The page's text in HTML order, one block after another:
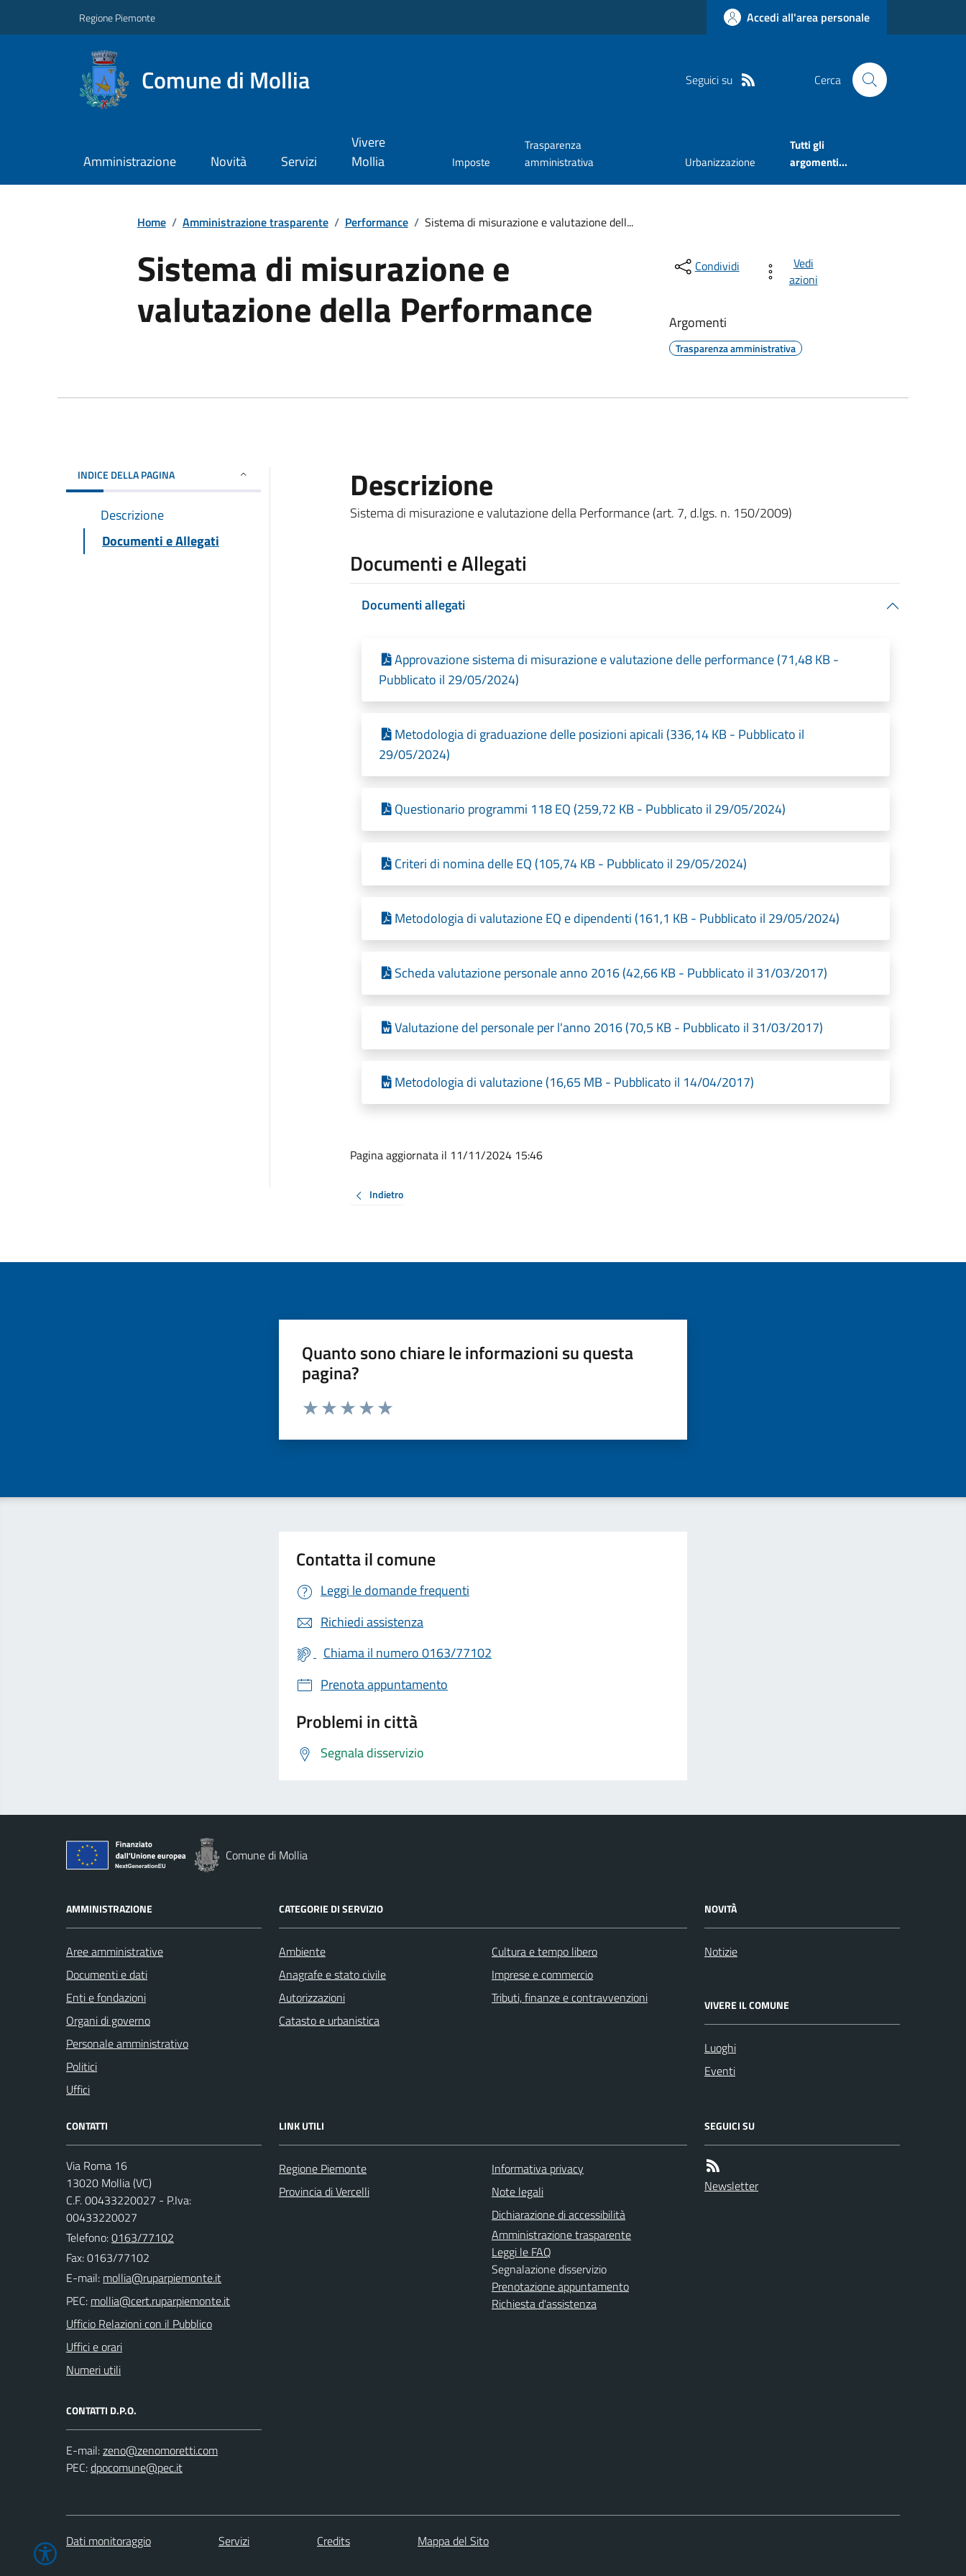
Regione Piemonte Accedi all'area personale
Comune di Mollia Seguici su Cerca
Amministrazione Novità Servizi
Vivere
Mollia
Imposte
Trasparenza
amministrativa
Urbanizzazione
Tutti gli
argomenti...
Home / Amministrazione trasparente / Performance / Sistema di misurazione e valutazione dell...
Sistema di misurazione e
valutazione della Performance
Condividi
Vedi
azioni
Argomenti
Trasparenza amministrativa
INDICE DELLA PAGINA
Descrizione
Documenti e Allegati
Descrizione
Sistema di misurazione e valutazione della Performance (art. 7, d.lgs. n. 150/2009)
Documenti e Allegati
Documenti allegati
Approvazione sistema di misurazione e valutazione delle performance (71,48 KB -
Pubblicato il 29/05/2024)
Metodologia di graduazione delle posizioni apicali (336,14 KB - Pubblicato il
29/05/2024)
Questionario programmi 118 EQ (259,72 KB - Pubblicato il 29/05/2024)
Criteri di nomina delle EQ (105,74 KB - Pubblicato il 29/05/2024)
Metodologia di valutazione EQ e dipendenti (161,1 KB - Pubblicato il 29/05/2024)
Scheda valutazione personale anno 2016 (42,66 KB - Pubblicato il 31/03/2017)
Valutazione del personale per l'anno 2016 (70,5 KB - Pubblicato il 31/03/2017)
Metodologia di valutazione (16,65 MB - Pubblicato il 14/04/2017)
Pagina aggiornata il 11/11/2024 15:46
Indietro
Quanto sono chiare le informazioni su questa
pagina?
Valuta da 1 a 5 stelle la pagina
Contatta il comune
Leggi le domande frequenti
Richiedi assistenza
Chiama il numero 0163/77102
Prenota appuntamento
Problemi in città
Segnala disservizio
Comune di Mollia
AMMINISTRAZIONE
Aree amministrative
Documenti e dati
Enti e fondazioni
Organi di governo
Personale amministrativo
Politici
Uffici
CATEGORIE DI SERVIZIO
Ambiente
Anagrafe e stato civile
Autorizzazioni
Catasto e urbanistica
Cultura e tempo libero
Imprese e commercio
Tributi, finanze e contravvenzioni
NOVITÀ
Notizie
VIVERE IL COMUNE
Luoghi
Eventi
CONTATTI
Via Roma 16
13020 Mollia (VC)
C.F. 00433220027 - P.Iva:
00433220027
Telefono:0163/77102
Fax: 0163/77102
E-mail:
PEC:
Ufficio Relazioni con il Pubblico
Uffici e orari
Numeri utili
CONTATTI D.P.O.
E-mail:
PEC:
LINK UTILI
Regione Piemonte
Provincia di Vercelli
Informativa privacy
Note legali
Dichiarazione di accessibilità
Amministrazione trasparente
Leggi le FAQ
Segnalazione disservizio
Prenotazione appuntamento
Richiesta d'assistenza
SEGUICI SU
Newsletter
Dati monitoraggio Servizi Credits Mappa del Sito